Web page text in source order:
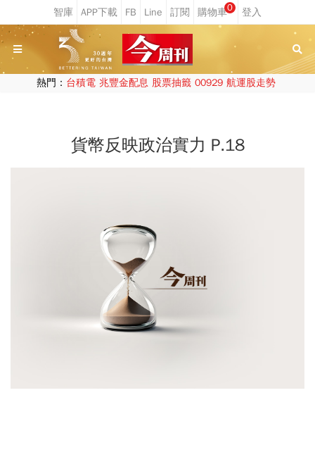
0
熱門： 台積電 兆豐金配息 股票抽籤 00929 航運股走勢
貨幣反映政治實力 P.18